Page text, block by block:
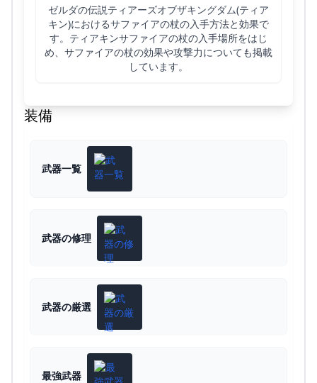
ゼルダの伝説ティアーズオブザキングダム(ティア
キン)におけるサファイアの杖の入手方法と効果で
す。ティアキンサファイアの杖の入手場所をはじ
め、サファイアの杖の効果や攻撃力についても掲載
しています。
装備
武器一覧
武器の修理
武器の厳選
最強武器